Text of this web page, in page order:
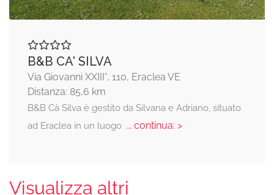
B&B CA' SILVA
Via Giovanni XXIII°, 110, Eraclea VE
Distanza: 85,6 km
B&B Cà Silva è gestito da Silvana e Adriano, situato
ad Eraclea in un luogo... continua: >
Visualizza altri